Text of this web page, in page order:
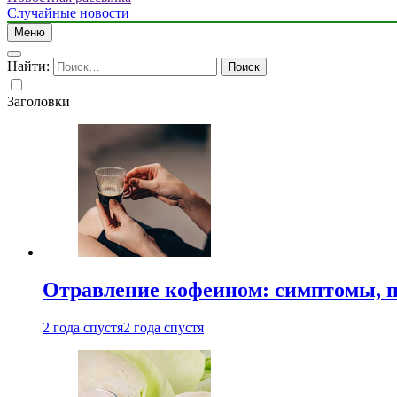
Случайные новости
Меню
Найти:
Заголовки
Отравление кофеином: симптомы,
2 года спустя2 года спустя